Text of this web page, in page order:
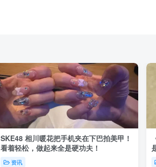
SKE48 相川暖花把手机夹在下巴拍美甲！
看着轻松，做起来全是硬功夫！
资讯